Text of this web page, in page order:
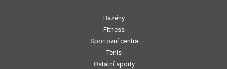
Bazény
Fitness
Sportovní centra
Tenis
Ostatní sporty